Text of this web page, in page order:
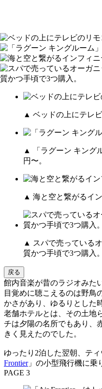
▲ ベッドの上にテレ
▲ 「ラグーン キング
円〜。
▲ 海と空と繋がるイ
▲ スパで売っている
質かつ手頃で3つ購入。
戻る
館内音楽が昔のラジオみた
目覚めに聴こえるのは野鳥
かさがあり、ゆるりとした
老舗ホテルとは、その土地
チは夕陽の名所でもあり、
きく見えたのでした。
ゆったり2泊した翌朝、テ
Frontier」の小型飛行機に乗
PAGE 3